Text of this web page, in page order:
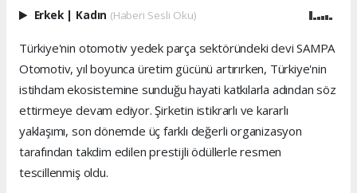
Erkek | Kadın (Haberi Sesli Oku)
Türkiye'nin otomotiv yedek parça sektöründeki devi SAMPA
Otomotiv, yıl boyunca üretim gücünü artırırken, Türkiye'nin
istihdam ekosistemine sunduğu hayati katkılarla adından söz
ettirmeye devam ediyor. Şirketin istikrarlı ve kararlı
yaklaşımı, son dönemde üç farklı değerli organizasyon
tarafından takdim edilen prestijli ödüllerle resmen
tescillenmiş oldu.